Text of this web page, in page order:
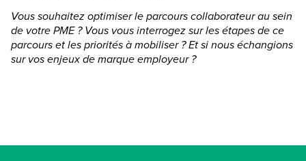
Vous souhaitez optimiser le parcours collaborateur au sein
de votre PME ? Vous vous interrogez sur les étapes de ce
parcours et les priorités à mobiliser ? Et si nous échangions
sur vos enjeux de marque employeur ?